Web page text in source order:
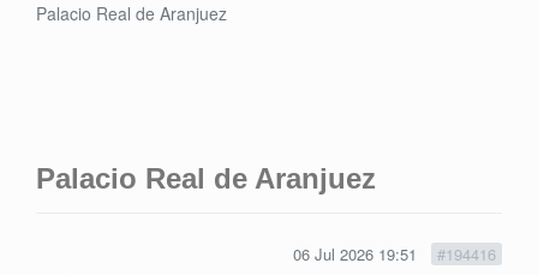
Palacio Real de Aranjuez
Palacio Real de Aranjuez
06 Jul 2026 19:51 #194416